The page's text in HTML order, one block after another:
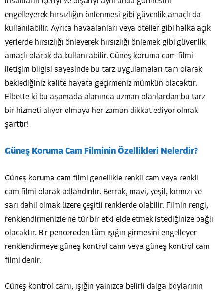
engelleyerek hırsızlığın önlenmesi gibi güvenlik amaçlı da
kullanılabilir. Ayrıca havaalanları veya oteller gibi halka açık
yerlerde hırsızlığı önleyerek hırsızlığı önlemek gibi güvenlik
amaçlı olarak da kullanılabilir. Güneş koruma cam filmi
iletişim bilgisi sayesinde bu tarz uygulamaları tam olarak
beklediğiniz kalite hayata geçirmeniz mümkün olacaktır.
Elbette ki bu aşamada alanında uzman olanlardan bu tarz
bir hizmeti alıyor olmaya her zaman dikkat ediyor olmak
şarttır!
Güneş Koruma Cam Filminin Özellikleri Nelerdir?
Güneş koruma cam filmi genellikle renkli cam veya renkli
cam filmi olarak adlandırılır. Berrak, mavi, yeşil, kırmızı ve
sarı dahil olmak üzere çeşitli renklerde olabilir. Filmin rengi,
renklendirmenizle ne tür bir etki elde etmek istediğinize bağlı
olacaktır. Bir pencereden tüm ışığın girmesini engelleyen
renklendirmeye güneş kontrol camı veya güneş kontrol cam
filmi denir.
Güneş kontrol camı, ışığın yalnızca belirli dalga boylarının